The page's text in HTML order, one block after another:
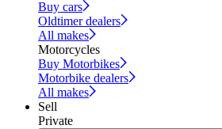
Buy cars
Oldtimer dealers
All makes
Motorcycles
Buy Motorbikes
Motorbike dealers
All makes
Sell
Private